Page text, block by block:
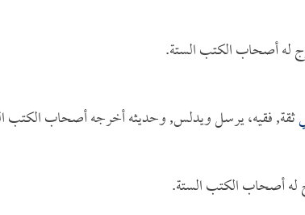
له أصحاب الكتب الستة.
ثقة, فقيه، يرسل ويدلس, وحديثه أخرجه أصحاب الكتب
له أصحاب الكتب الستة.